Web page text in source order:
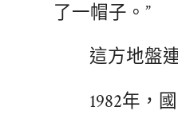
了一帽子。”
這方地盤
1982年，